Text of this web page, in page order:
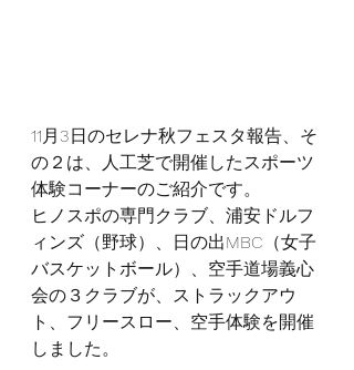
11月3日のセレナ秋フェスタ報告、そ
の２は、人工芝で開催したスポーツ
体験コーナーのご紹介です。
ヒノスポの専門クラブ、浦安ドルフ
ィンズ（野球）、日の出MBC（女子
バスケットボール）、空手道場義心
会の３クラブが、ストラックアウ
ト、フリースロー、空手体験を開催
しました。